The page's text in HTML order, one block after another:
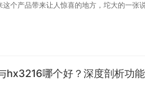
个产品带来让人惊喜的地方，坨大的一张
hx3216哪个好？深度剖析功